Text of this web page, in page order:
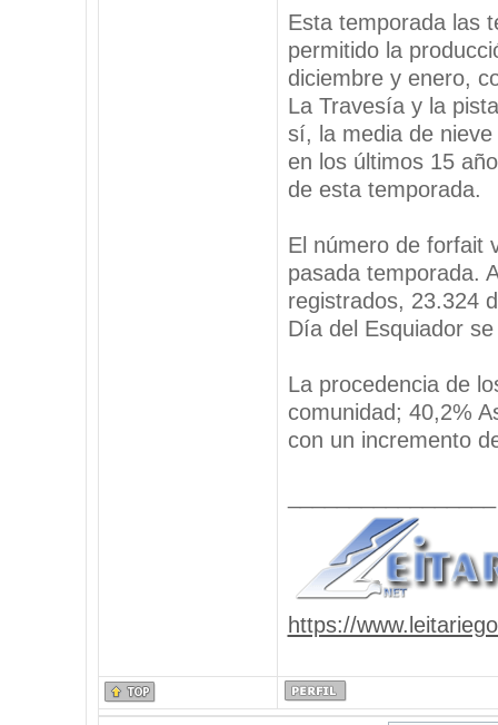
Esta temporada las
permitido la
diciembre y enero,
La Travesía y la
sí, la media de
en los últimos 15
de esta temporada.
El número de forfait
pasada temporada.
registrados, 23.324
Día del Esquiador
La procedencia de
comunidad; 40,2%
con un incremento
https://